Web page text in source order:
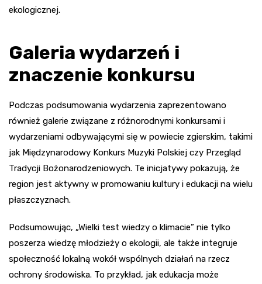
ekologicznej.
Galeria wydarzeń i
znaczenie konkursu
Podczas podsumowania wydarzenia zaprezentowano
również galerie związane z różnorodnymi konkursami i
wydarzeniami odbywającymi się w powiecie zgierskim, takimi
jak Międzynarodowy Konkurs Muzyki Polskiej czy Przegląd
Tradycji Bożonarodzeniowych. Te inicjatywy pokazują, że
region jest aktywny w promowaniu kultury i edukacji na wielu
płaszczyznach.
Podsumowując, „Wielki test wiedzy o klimacie” nie tylko
poszerza wiedzę młodzieży o ekologii, ale także integruje
społeczność lokalną wokół wspólnych działań na rzecz
ochrony środowiska. To przykład, jak edukacja może